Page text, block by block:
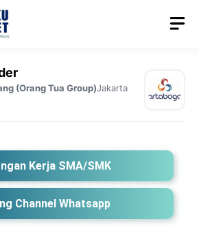
(Orang Tua Group)Jakarta
Kerja SMA/SMK
Channel Whatsapp